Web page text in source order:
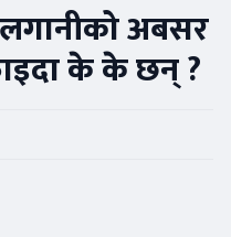
अबसर
के के छन् ?